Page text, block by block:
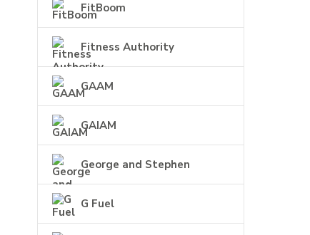
FitBoom
Fitness Authority
GAAM
GAIAM
George and Stephen
G Fuel